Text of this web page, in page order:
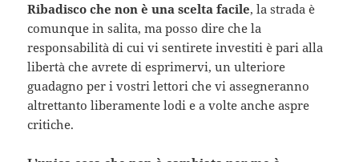
Ribadisco che non è una scelta facile, la strada è
comunque in salita, ma posso dire che la
responsabilità di cui vi sentirete investiti è pari alla
libertà che avrete di esprimervi, un ulteriore
guadagno per i vostri lettori che vi assegneranno
altrettanto liberamente lodi e a volte anche aspre
critiche.